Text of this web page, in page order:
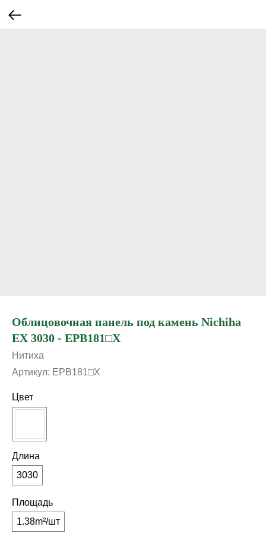
Облицовочная панель под камень Nichiha
EX 3030 - EPB181□X
Нитиха
Артикул: EPB181□X
Цвет
Длина
3030
Площадь
1.38m²/шт